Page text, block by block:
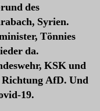
des
Syrien.
Tönnies
da.
KSK und
AfD. Und
19.